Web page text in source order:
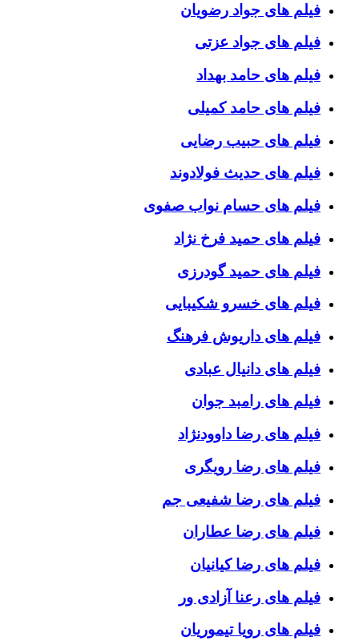
فیلم های جواد رضویان
فیلم های جواد عزتی
فیلم های حامد بهداد
فیلم های حامد کمیلی
فیلم های حبیب رضایی
فیلم های حدیث فولادوند
فیلم های حسام نواب صفوی
فیلم های حمید فرخ نژاد
فیلم های حمید گودرزی
فیلم های خسرو شکیبایی
فیلم های داریوش فرهنگ
فیلم های دانیال عبادی
فیلم های رامبد جوان
فیلم های رضا داوودنژاد
فیلم های رضا رویگری
فیلم های رضا شفیعی جم
فیلم های رضا عطاران
فیلم های رضا کیانیان
فیلم های رعنا آزادی ور
فیلم های رویا تیموریان